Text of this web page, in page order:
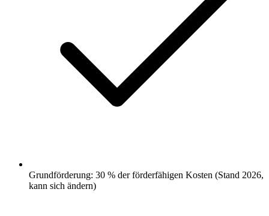
Grundförderung: 30 % der förderfähigen Kosten (Stand 2026,
kann sich ändern)